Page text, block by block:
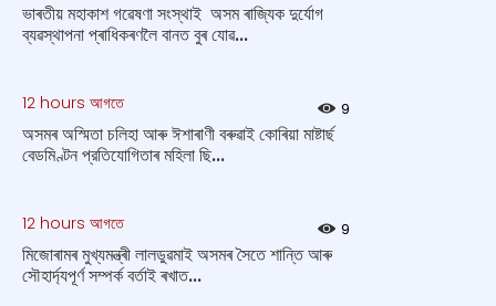
ভাৰতীয় মহাকাশ গৱেষণা সংস্থাই অসম ৰাজ্যিক দুৰ্যোগ
ব্যৱস্থাপনা প্ৰাধিকৰণলৈ বানত বুৰ যোৱ...
12 hours আগতে 9
অসমৰ অস্মিতা চলিহা আৰু ঈশাৰাণী বৰুৱাই কোৰিয়া মাষ্টাৰ্ছ
বেডমিণ্টন প্রতিযোগিতাৰ মহিলা ছি...
12 hours আগতে 9
মিজোৰামৰ মুখ্যমন্ত্ৰী লালডুৱমাই অসমৰ সৈতে শান্তি আৰু
সৌহাৰ্দ্যপূৰ্ণ সম্পৰ্ক বৰ্তাই ৰখাত...